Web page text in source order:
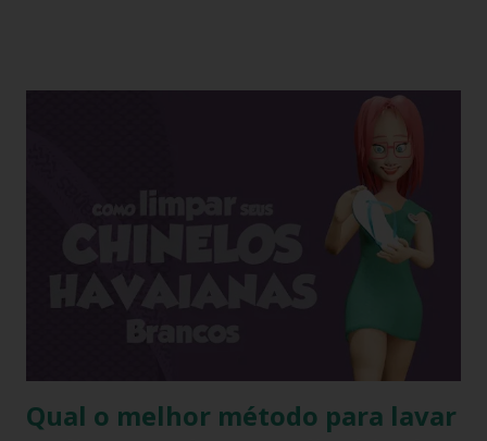
será molhado e exposto ao sol, sendo assim o chinelo pode
encolher de 1 a 2 cm. A comprovação é simples, se você
utilizar o chinelo adquirido no ano passado você verá que
ele está mais justo ao seu pé e se comprar um novo e
medir com o antigo a diferença irá aparecer também,
portanto não se assustem, chinelo de borracha encolhe
chi...
Qual o melhor método para lavar